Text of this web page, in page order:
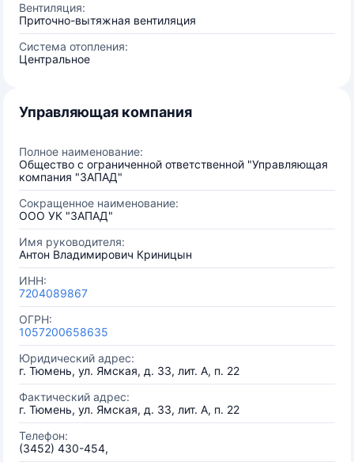
Вентиляция:
Приточно-вытяжная вентиляция
Система отопления:
Центральное
Управляющая компания
Полное наименование:
Общество с ограниченной ответственной "Управляющая
компания "ЗАПАД"
Сокращенное наименование:
ООО УК "ЗАПАД"
Имя руководителя:
Антон Владимирович Криницын
ИНН:
7204089867
ОГРН:
1057200658635
Юридический адрес:
г. Тюмень, ул. Ямская, д. 33, лит. А, п. 22
Фактический адрес:
г. Тюмень, ул. Ямская, д. 33, лит. А, п. 22
Телефон:
(3452) 430-454,